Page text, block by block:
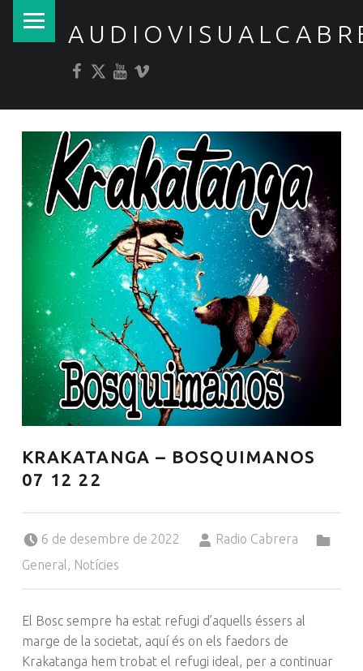
KRAKATANGA – BOSQUIMANOS
07 12 22
6 de desembre de 2022
Radio Cabrera
General , Notícies
El Bosc sempre ha estat refugi d’aquells éssers al
marge de la societat, aquí és on els faedors de
Krakatanga hem trobat el refugi ideal, per a continuar